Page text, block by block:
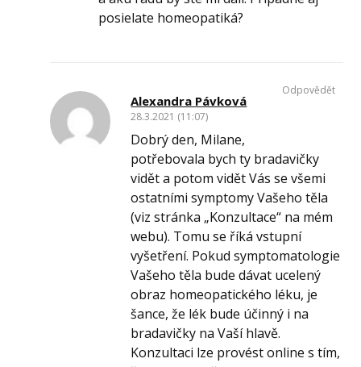
posielate homeopatiká?
Alexandra Pávková
28.3.2021 (11:07)
Dobrý den, Milane,
potřebovala bych ty bradavičky
vidět a potom vidět Vás se všemi
ostatními symptomy Vašeho těla
(viz stránka „Konzultace“ na mém
webu). Tomu se říká vstupní
vyšetření. Pokud symptomatologie
Vašeho těla bude dávat ucelený
obraz homeopatického léku, je
šance, že lék bude účinný i na
bradavičky na Vaší hlavě.
Konzultaci lze provést online s tím,
Odpovědět